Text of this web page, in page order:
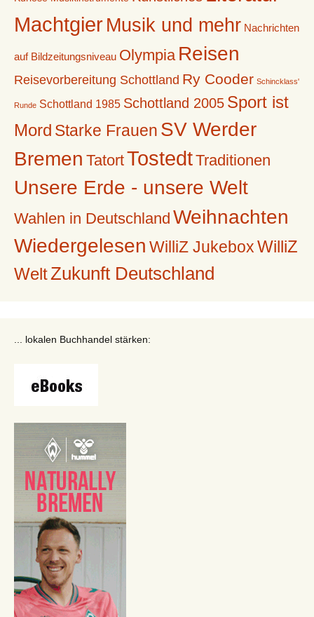
MachtgierMusik und mehr Nachrichten
auf Bildzeitungsniveau Olympia Reisen
Reisevorbereitung Schottland Ry Cooder Schincklass'
Runde Schottland 1985 Schottland 2005 Sport ist
Mord Starke Frauen SV Werder
Bremen TatortTostedtTraditionen
Unsere Erde - unsere Welt
Wahlen in Deutschland Weihnachten
Wiedergelesen WilliZ Jukebox WilliZ
WeltZukunft Deutschland
... lokalen Buchhandel stärken: